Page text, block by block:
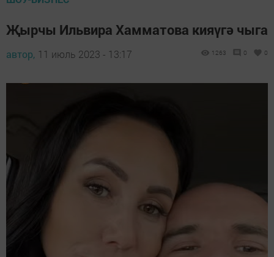
Җырчы Ильвира Хамматова кияүгә чыга
автор, 11 июль 2023 - 13:17 1263 0 0